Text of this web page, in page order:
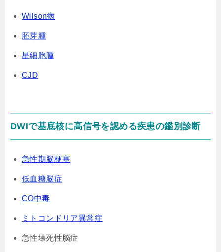
Wilson病
胚芽腫
星細胞腫
CJD
DWIで基底核に高信号を認める疾患の鑑別診断
急性期脳梗塞
低血糖脳症
CO中毒
ミトコンドリア異常症
急性壊死性脳症